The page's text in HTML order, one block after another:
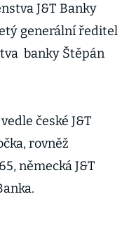
J&T Banky
generální ředitel
banky Štěpán
české J&T
rovněž
německá J&T